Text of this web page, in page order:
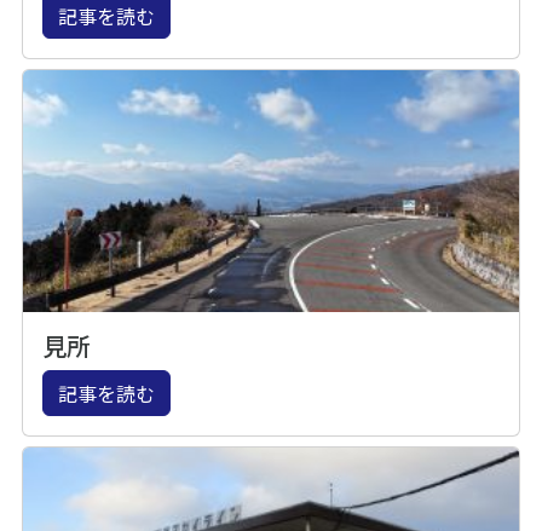
記事を読む
見所
記事を読む